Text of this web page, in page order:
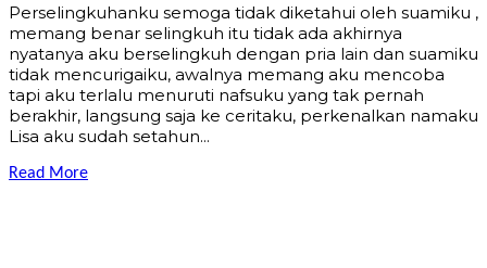
Perselingkuhanku semoga tidak diketahui oleh suamiku ,
memang benar selingkuh itu tidak ada akhirnya
nyatanya aku berselingkuh dengan pria lain dan suamiku
tidak mencurigaiku, awalnya memang aku mencoba
tapi aku terlalu menuruti nafsuku yang tak pernah
berakhir, langsung saja ke ceritaku, perkenalkan namaku
Lisa aku sudah setahun...
Read More